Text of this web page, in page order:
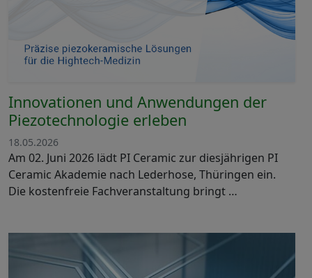
Innovationen und Anwendungen der
Piezotechnologie erleben
18.05.2026
Am 02. Juni 2026 lädt PI Ceramic zur diesjährigen PI
Ceramic Akademie nach Lederhose, Thüringen ein.
Die kostenfreie Fachveranstaltung bringt …